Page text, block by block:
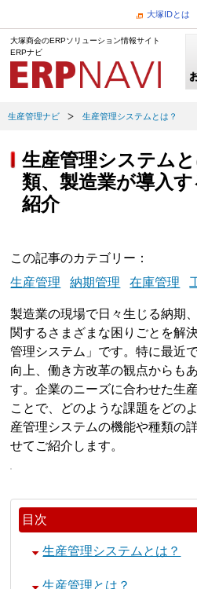
大塚IDとは
大塚商会のERPソリューション情報サイト
ERPナビ
生産管理ナビ 生産管理システムとは？
生産管理システム
類、製造業が導入
紹介
この記事のカテゴリー
生産管理
納期管理 在庫管理
製造業の現場で日々生じる納期
関するさまざまな困りごとを解
管理システム」です。特に最近
向上、働き方改革の観点からも
す。企業のニーズに合わせた生
ことで、どのような課題をどの
産管理システムの機能や種類の
せてご紹介します。
目次
生産管理システムとは？
生産管理とは？